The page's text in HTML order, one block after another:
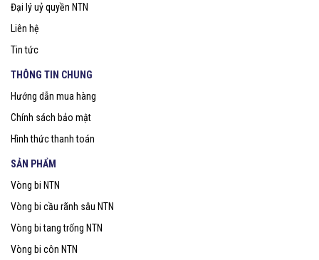
Đại lý uỷ quyền NTN
Liên hệ
Tin tức
THÔNG TIN CHUNG
Hướng dẫn mua hàng
Chính sách bảo mật
Hình thức thanh toán
SẢN PHẨM
Vòng bi NTN
Vòng bi cầu rãnh sâu NTN
Vòng bi tang trống NTN
Vòng bi côn NTN